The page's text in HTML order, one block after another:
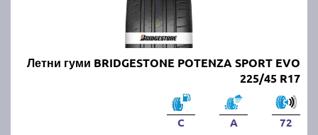
безплатна доставка, но предлага експресна
доставка до всички точки на страната.
Възползвайте се от директна доставка до Варна,
Пловдив, Бургас, София, Стара Загора, Велико
Благоевград, Кюстендил, Перник, Хасково,
Силистра, Добрич и други градове.
Летни гуми BRIDGESTONE POTENZA SPORT EVO
225/45 R17
C A 72